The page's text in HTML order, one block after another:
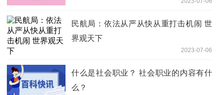
民航局：依法从严从快从重打击机闹 世
界观天下
2023-07-06
什么是社会职业？ 社会职业的内容有什
么？